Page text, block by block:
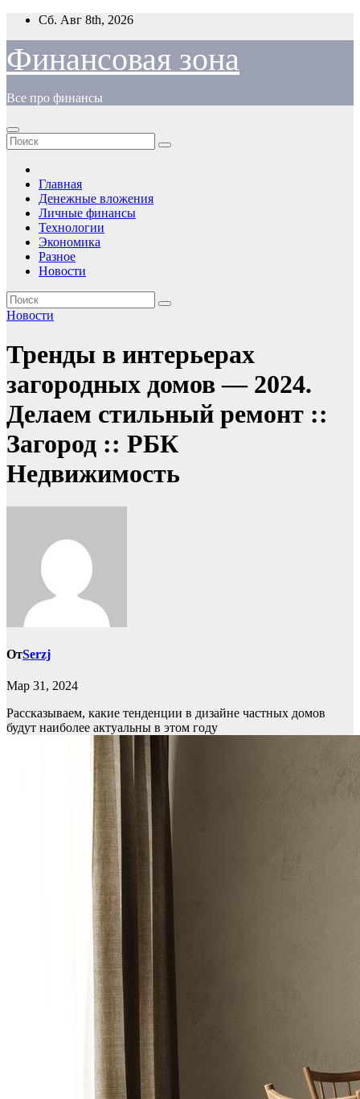
Перейти
содержимому
Сб. Авг 8th, 2026
Финансовая зона
Все про финансы
Главная
Денежные вложения
Личные финансы
Технологии
Экономика
Разное
Новости
Новости
Тренды в интерьерах
загородных домов — 2024.
Делаем стильный ремонт ::
Загород :: РБК
Недвижимость
ОтSerzj
Мар 31, 2024
Рассказываем, какие тенденции в дизайне частных домов
будут наиболее актуальны в этом году